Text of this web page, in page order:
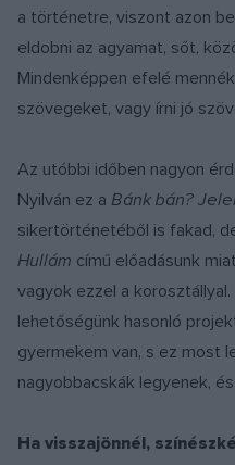
a történetre, viszont azon
eldobni az agyamat, sőt,
Mindenképpen efelé
szövegeket, vagy írni jó
Az utóbbi időben nagyon
Nyilván ez a Bánk bán?
sikertörténetéből is fakad,
Hullám című előadásunk
vagyok ezzel a korosztállyal.
lehetőségünk hasonló
gyermekem van, s ez most
nagyobbacskák legyenek,
Ha visszajönnél,